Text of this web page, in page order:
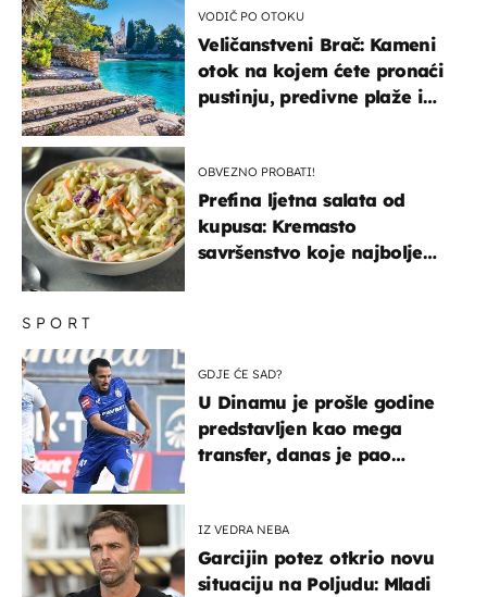
SPORT
GDJE ĆE SAD?
U Dinamu je prošle godine
predstavljen kao mega
transfer, danas je pao
IZ VEDRA NEBA
Garcijin potez otkrio novu
situaciju na Poljudu: Mladi
VODIČ PO OTOKU
Veličanstveni Brač: Kameni
otok na kojem ćete pronaći
pustinju, predivne plaže i
OBVEZNO PROBATI!
Prefina ljetna salata od
kupusa: Kremasto
savršenstvo koje najbolje